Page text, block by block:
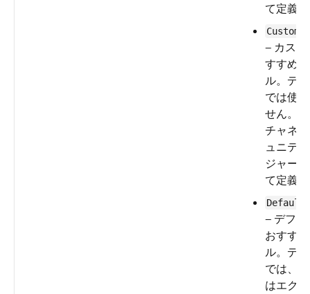
て定義
— カス
すすめ
ル。デ
では使
せん。
チャネ
ュニテ
ジャー
て定義
— デフ
おすす
ル。デ
では、
はエク